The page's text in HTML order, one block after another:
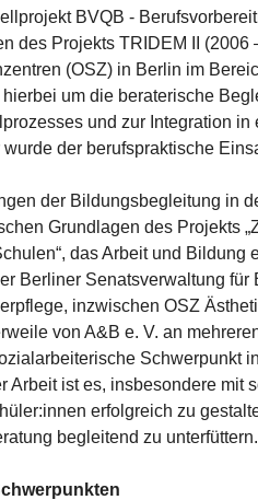
BVQB -
des Projekts TRIDEM II
(OSZ) in Berlin im
um die beraterische
und zur Integration
der berufspraktische
der Bildungsbegleitung in
Grundlagen des Projekts
das Arbeit und Bildung
Berliner Senatsverwaltung
inzwischen OSZ
von A&B e. V. an
Schwerpunkt
Arbeit ist es, insbesondere mit
erfolgreich zu
begleitend zu unterfüttern.